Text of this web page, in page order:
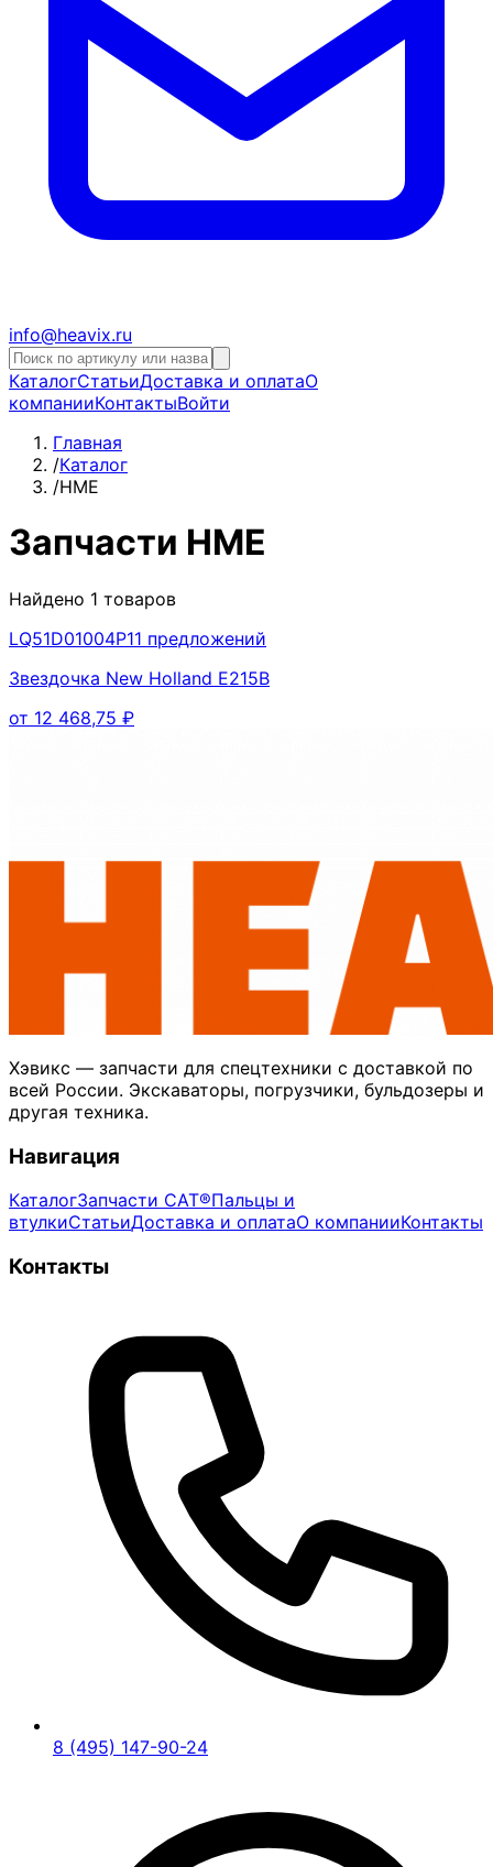
info@heavix.ru
КаталогСтатьиДоставка и оплатаО
компанииКонтактыВойти
Главная
/Каталог
/HME
Запчасти HME
Найдено 1 товаров
LQ51D01004P11 предложений
Звездочка New Holland E215B
от 12 468,75 ₽
Хэвикс — запчасти для спецтехники с доставкой по
всей России. Экскаваторы, погрузчики, бульдозеры и
другая техника.
Навигация
КаталогЗапчасти CAT®Пальцы и
втулкиСтатьиДоставка и оплатаО компанииКонтакты
Контакты
8 (495) 147-90-24